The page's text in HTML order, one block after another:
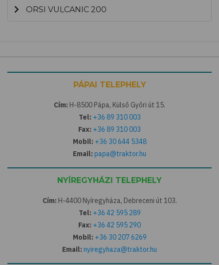
ORSI VULCANIC 200
PÁPAI TELEPHELY
Cím: H-8500 Pápa, Külső Győri út 15.
Tel: +36 89 310 003
Fax: +36 89 310 003
Mobil: +36 30 644 5348
Email: papa@traktor.hu
NYÍREGYHÁZI TELEPHELY
Cím: H-4400 Nyíregyháza, Debreceni út 103.
Tel: +36 42 595 289
Fax: +36 42 595 290
Mobil: +36 30 207 6269
Email: nyiregyhaza@traktor.hu